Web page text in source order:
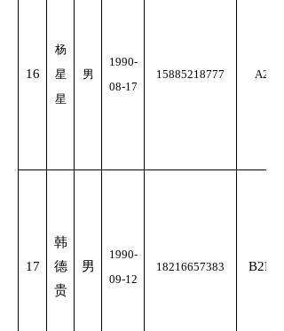
16
杨
星
星
男
1990-
08-17
15885218777 A2
17
韩
德
贵
男
1990-
09-12
18216657383 B2D